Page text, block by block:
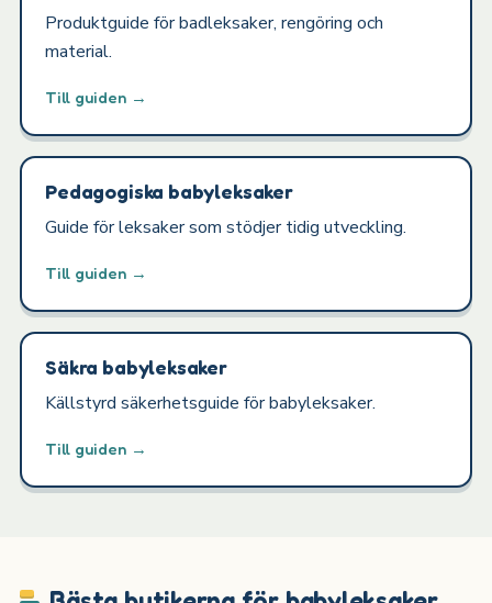
Produktguide för badleksaker, rengöring och
material.
Till guiden →
Pedagogiska babyleksaker
Guide för leksaker som stödjer tidig utveckling.
Till guiden →
Säkra babyleksaker
Källstyrd säkerhetsguide för babyleksaker.
Till guiden →